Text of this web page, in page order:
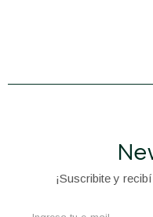
¡Suscribite y